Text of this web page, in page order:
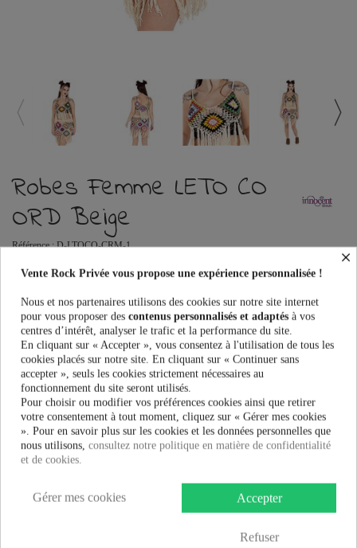
Robes Femme LETO CO
ORD Beige
Référence : D-LTOCO-CRM-1
Robes Femme Innocent Lifestyle LETO CO ORD au meilleur prix. Vente
Glamour, Gothique, Punk, Lolita, Kawaii et bien plus encore...
Taille:
Couleur:
AJOUTER AU PANIER
×
Vente Rock Privée vous propose une expérience personnalisée !
Nous et nos partenaires utilisons des cookies sur notre site internet
pour vous proposer des contenus personnalisés et adaptés à vos
centres d’intérêt, analyser le trafic et la performance du site.
En cliquant sur « Accepter », vous consentez à l'utilisation de tous les
cookies placés sur notre site. En cliquant sur « Continuer sans
accepter », seuls les cookies strictement nécessaires au
fonctionnement du site seront utilisés.
Pour choisir ou modifier vos préférences cookies ainsi que retirer
votre consentement à tout moment, cliquez sur « Gérer mes cookies
». Pour en savoir plus sur les cookies et les données personnelles que
nous utilisons, consultez notre politique en matière de confidentialité
et de cookies.
Accepter
Refuser
Gérer mes cookies